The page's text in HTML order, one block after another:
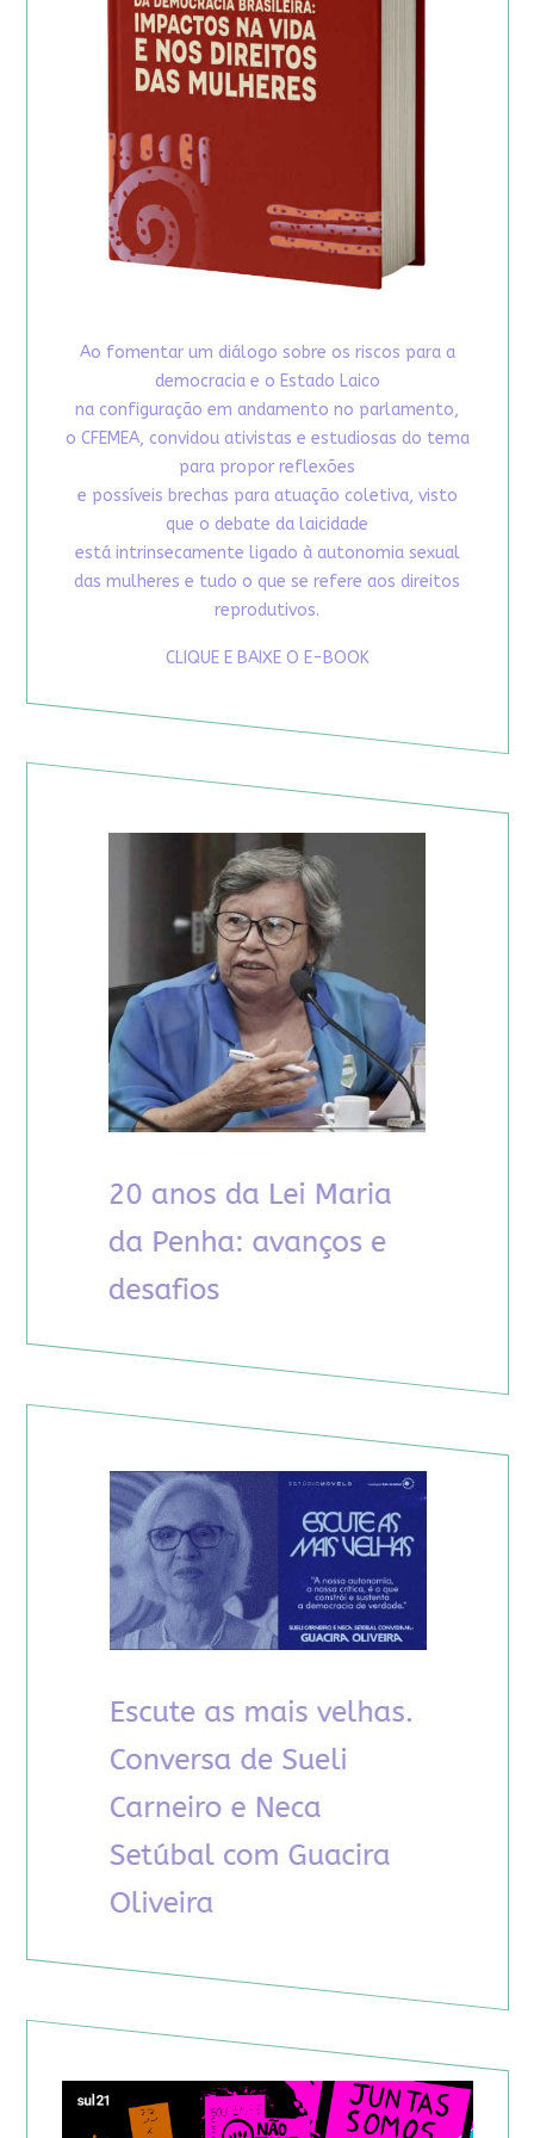
Ao fomentar um diálogo sobre os riscos para a
democracia e o Estado Laico
na configuração em andamento no parlamento,
o CFEMEA, convidou ativistas e estudiosas do tema
para propor reflexões
e possíveis brechas para atuação coletiva, visto
que o debate da laicidade
está intrinsecamente ligado à autonomia sexual
das mulheres e tudo o que se refere aos direitos
reprodutivos.
CLIQUE E BAIXE O E-BOOK